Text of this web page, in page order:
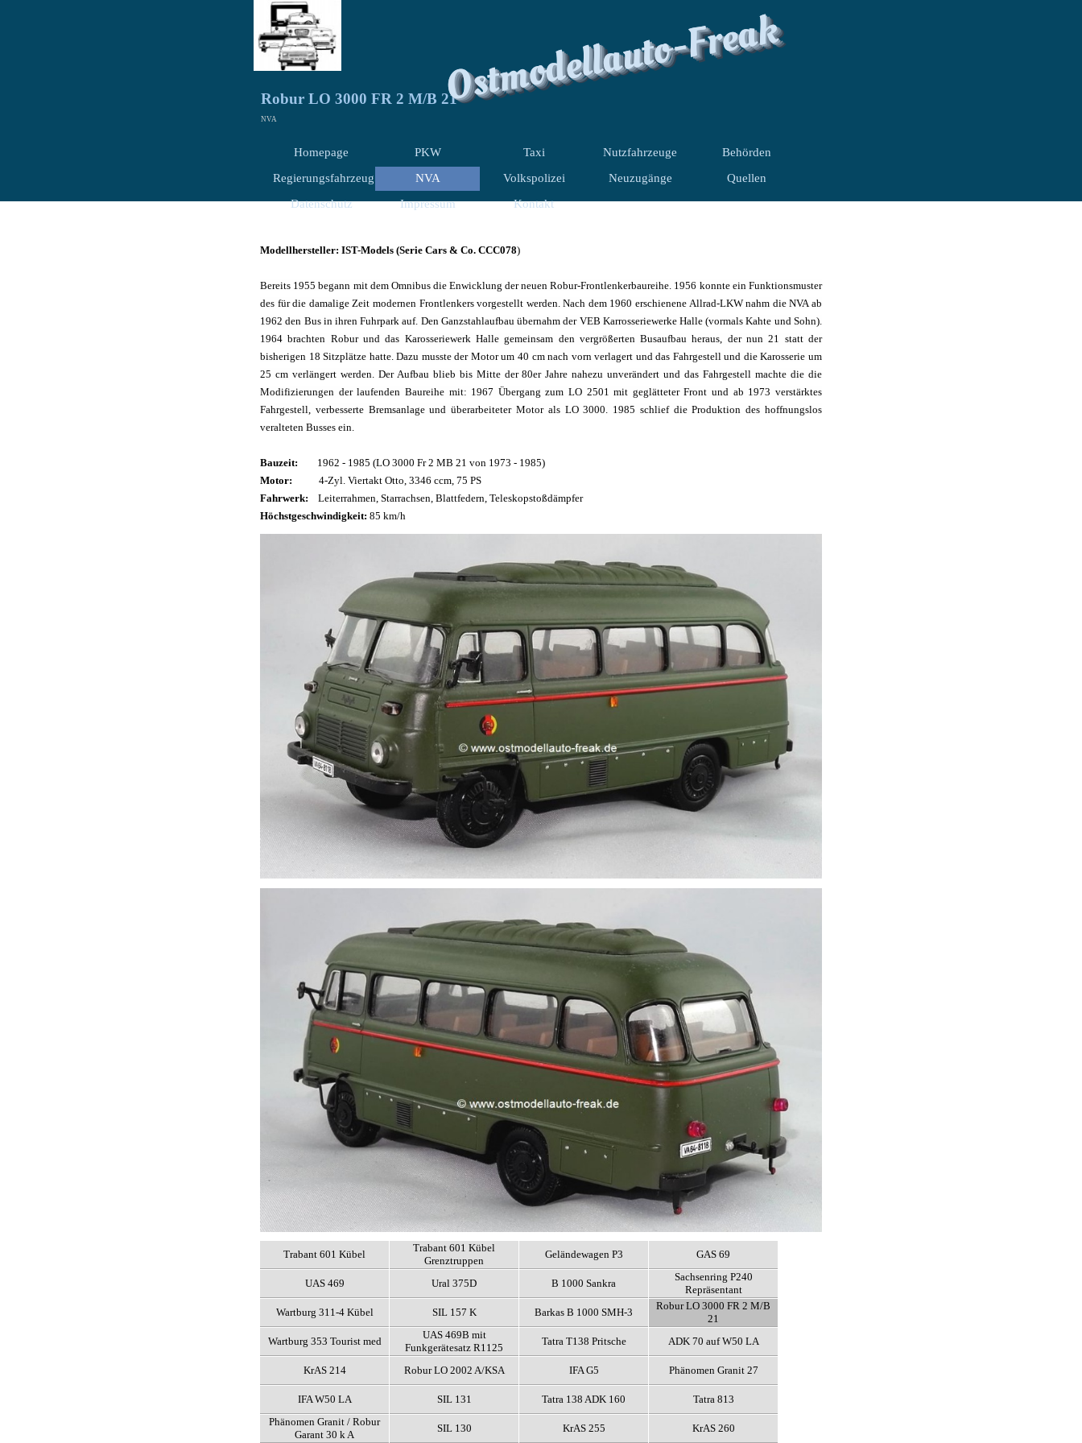
Ostmodellauto-Freak
Robur LO 3000 FR 2 M/B 21
NVA
Homepage PKW Taxi Nutzfahrzeuge
Behörden
Regierungsfahrzeuge
NVA Volkspolizei Neuzugänge
Quellen
Datenschutz
Impressum Kontakt
Modellhersteller: IST-Models (Serie Cars & Co. CCC078)
Bereits 1955 begann mit dem Omnibus die Enwicklung der neuen Robur-Frontlenkerbaureihe. 1956 konnte ein Funktionsmuster
des für die damalige Zeit modernen Frontlenkers vorgestellt werden. Nach dem 1960 erschienene Allrad-LKW nahm die NVA ab
1962 den Bus in ihren Fuhrpark auf. Den Ganzstahlaufbau übernahm der VEB Karrosseriewerke Halle (vormals Kahte und Sohn).
1964 brachten Robur und das Karosseriewerk Halle gemeinsam den vergrößerten Busaufbau heraus, der nun 21 statt der
bisherigen 18 Sitzplätze hatte. Dazu musste der Motor um 40 cm nach vorn verlagert und das Fahrgestell und die Karosserie um
25 cm verlängert werden. Der Aufbau blieb bis Mitte der 80er Jahre nahezu unverändert und das Fahrgestell machte die die
Modifizierungen der laufenden Baureihe mit: 1967 Übergang zum LO 2501 mit geglätteter Front und ab 1973 verstärktes
Fahrgestell, verbesserte Bremsanlage und überarbeiteter Motor als LO 3000. 1985 schlief die Produktion des hoffnungslos
veralteten Busses ein.
Bauzeit:
1962 - 1985 (LO 3000 Fr 2 MB 21 von 1973 - 1985)
Motor:
4-Zyl. Viertakt Otto, 3346 ccm, 75 PS
Fahrwerk:
Leiterrahmen, Starrachsen, Blattfedern, Teleskopstoßdämpfer
Höchstgeschwindigkeit:85 km/h
Trabant 601 Kübel
Trabant 601 Kübel
Grenztruppen
Geländewagen P3 GAS 69
UAS 469 Ural 375D B 1000 Sankra
Sachsenring P240
Repräsentant
Wartburg 311-4 Kübel
SIL 157 K Barkas B 1000 SMH-3
Robur LO 3000 FR 2 M/B
21
Wartburg 353 Tourist med
UAS 469B mit
Funkgerätesatz R1125
Tatra T138 Pritsche ADK 70 auf W50 LA
KrAS 214 Robur LO 2002 A/KSA IFA G5 Phänomen Granit 27
IFA W50 LA SIL 131 Tatra 138 ADK 160
Tatra 813
Phänomen Granit / Robur
Garant 30 k A
SIL 130 KrAS 255 KrAS 260